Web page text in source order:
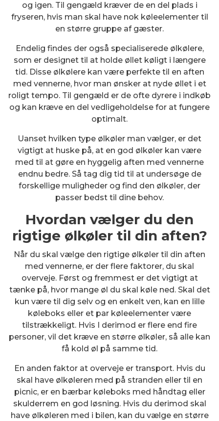
og igen. Til gengæld kræver de en del plads i
fryseren, hvis man skal have nok køleelementer til
en større gruppe af gæster.
Endelig findes der også specialiserede ølkølere,
som er designet til at holde øllet køligt i længere
tid. Disse ølkølere kan være perfekte til en aften
med vennerne, hvor man ønsker at nyde øllet i et
roligt tempo. Til gengæld er de ofte dyrere i indkøb
og kan kræve en del vedligeholdelse for at fungere
optimalt.
Uanset hvilken type ølkøler man vælger, er det
vigtigt at huske på, at en god ølkøler kan være
med til at gøre en hyggelig aften med vennerne
endnu bedre. Så tag dig tid til at undersøge de
forskellige muligheder og find den ølkøler, der
passer bedst til dine behov.
Hvordan vælger du den
rigtige ølkøler til din aften?
Når du skal vælge den rigtige ølkøler til din aften
med vennerne, er der flere faktorer, du skal
overveje. Først og fremmest er det vigtigt at
tænke på, hvor mange øl du skal køle ned. Skal det
kun være til dig selv og en enkelt ven, kan en lille
køleboks eller et par køleelementer være
tilstrækkeligt. Hvis I derimod er flere end fire
personer, vil det kræve en større ølkøler, så alle kan
få kold øl på samme tid.
En anden faktor at overveje er transport. Hvis du
skal have ølkøleren med på stranden eller til en
picnic, er en bærbar køleboks med håndtag eller
skulderrem en god løsning. Hvis du derimod skal
have ølkøleren med i bilen, kan du vælge en større